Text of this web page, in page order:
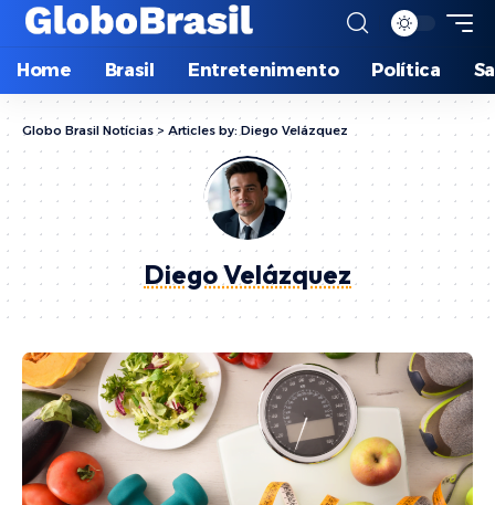
Home Brasil Entretenimento Política
Globo Brasil Notícias > Articles by: Diego Velázquez
Diego Velázquez